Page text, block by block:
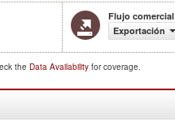
Flujo comercial
Exportación
the Data Availability for coverage.